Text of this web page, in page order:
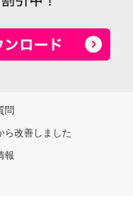
問
ら改善しました
報